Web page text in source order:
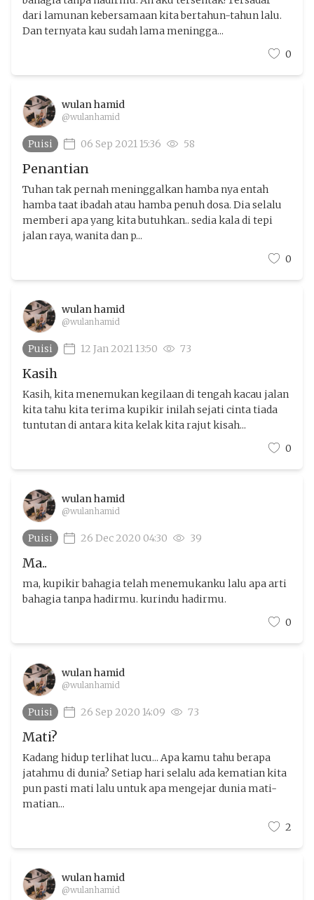
dari lamunan kebersamaan kita bertahun-tahun lalu.
Dan ternyata kau sudah lama meningga...
0
wulan hamid
@wulanhamid
Puisi 06 Sep 2021 15:36 58
Penantian
Tuhan tak pernah meninggalkan hamba nya entah
hamba taat ibadah atau hamba penuh dosa. Dia selalu
memberi apa yang kita butuhkan.. sedia kala di tepi
jalan raya, wanita dan p...
0
wulan hamid
@wulanhamid
Puisi 12 Jan 2021 13:50 73
Kasih
Kasih, kita menemukan kegilaan di tengah kacau jalan
kita tahu kita terima kupikir inilah sejati cinta tiada
tuntutan di antara kita kelak kita rajut kisah...
0
wulan hamid
@wulanhamid
Puisi 26 Dec 2020 04:30 39
Ma..
ma, kupikir bahagia telah menemukanku lalu apa arti
bahagia tanpa hadirmu. kurindu hadirmu.
0
wulan hamid
@wulanhamid
Puisi 26 Sep 2020 14:09 73
Mati?
Kadang hidup terlihat lucu... Apa kamu tahu berapa
jatahmu di dunia? Setiap hari selalu ada kematian kita
pun pasti mati lalu untuk apa mengejar dunia mati-
matian...
2
wulan hamid
@wulanhamid